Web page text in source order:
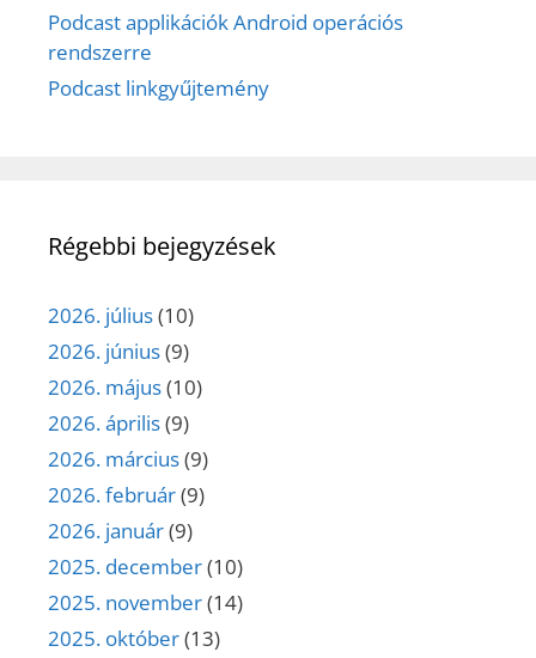
Podcast applikációk Android operációs
rendszerre
Podcast linkgyűjtemény
Régebbi bejegyzések
2026. július(10)
2026. június(9)
2026. május(10)
2026. április(9)
2026. március(9)
2026. február(9)
2026. január(9)
2025. december(10)
2025. november(14)
2025. október(13)